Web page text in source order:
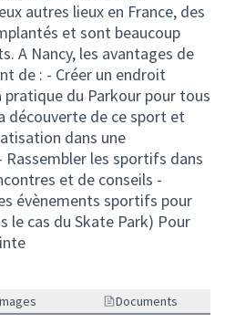
autres lieux en France, des
et sont beaucoup
A Nancy, les avantages de
de : - Créer un endroit
du Parkour pour tous
découverte de ce sport et
dans une
les sportifs dans
et de conseils -
évènements sportifs pour
le cas du Skate Park) Pour
Documents